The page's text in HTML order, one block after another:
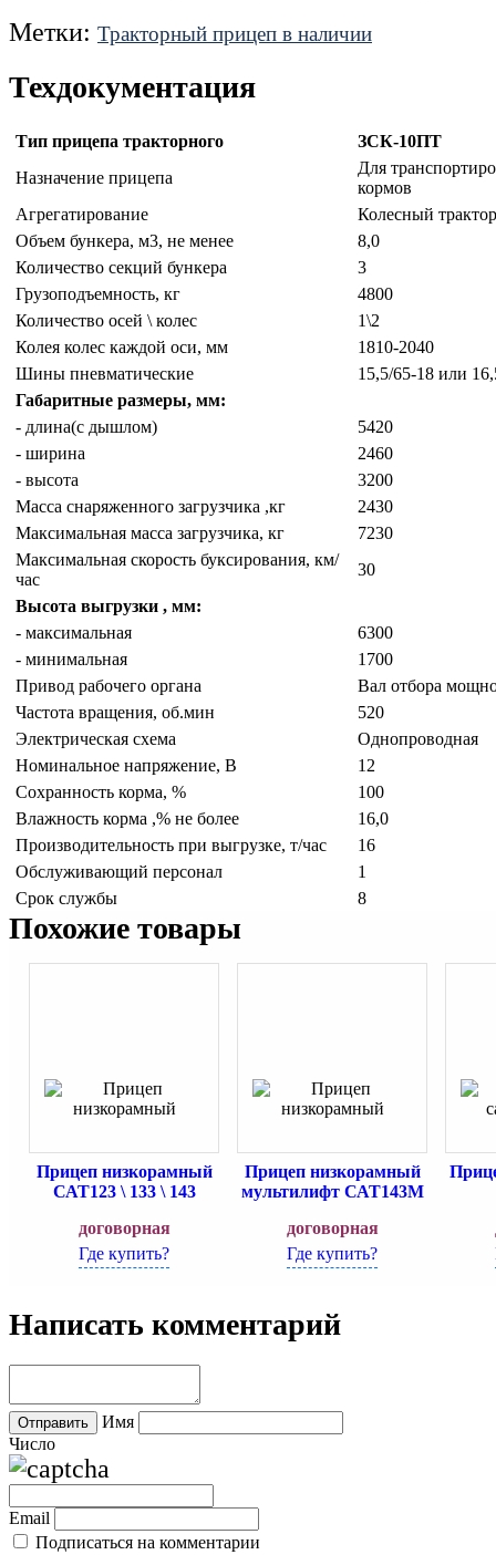
Метки: Тракторный прицеп в наличии
Техдокументация
Тип прицепа тракторного
ЗСК-10ПТ
Назначение прицепа
Для
кормов
Агрегатирование
Колесный
Объем бункера, м3, не менее
8,0
Количество секций бункера
3
Грузоподъемность, кг
4800
Количество осей \ колес
1\2
Колея колес каждой оси, мм
1810-2040
Шины пневматические
15,5/65-18 или
Габаритные размеры, мм:
- длина(с дышлом)
5420
- ширина
2460
- высота
3200
Масса снаряженного загрузчика ,кг
2430
Максимальная масса загрузчика, кг
7230
Максимальная скорость буксирования, км/
час
30
Высота выгрузки , мм:
- максимальная
6300
- минимальная
1700
Привод рабочего органа
Вал отбора
Частота вращения, об.мин
520
Электрическая схема
Однопроводная
Номинальное напряжение, В
12
Сохранность корма, %
100
Влажность корма ,% не более
16,0
Производительность при выгрузке, т/час
16
Обслуживающий персонал
1
Срок службы
8
Похожие товары
Прицеп низкорамный
САТ123 \ 133 \ 143
договорная
Где купить?
Прицеп низкорамный
мультилифт САТ143М
договорная
Где купить?
Написать комментарий
Имя
Число
Email
Подписаться на комментарии